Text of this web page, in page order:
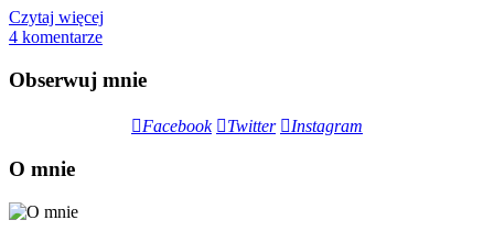
Czytaj więcej
4 komentarze
Obserwuj mnie
Facebook Twitter Instagram
O mnie